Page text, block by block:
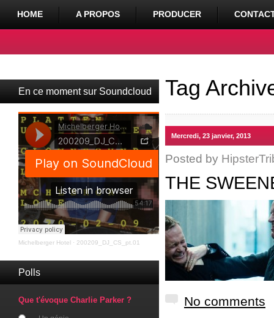
HOME A PROPOS PRODUCER
En ce moment sur Soundcloud
Michelberger Hotel · 200209_DJ_CS_pt.01
Polls
Que t'évoque Charlie Parker ?
Tag
Mercredi, 23 janvier, 2013
Posted by
THE
No comments